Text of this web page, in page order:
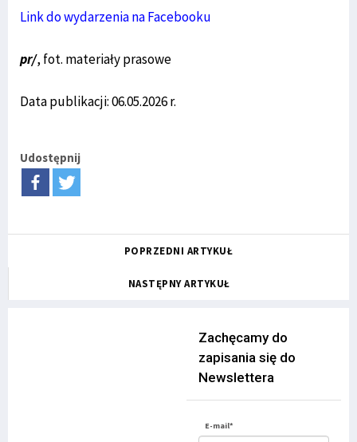
Link do wydarzenia na Facebooku
pr/, fot. materiały prasowe
Data publikacji: 06.05.2026 r.
Udostępnij
POPRZEDNI ARTYKUŁ
NASTĘPNY ARTYKUŁ
Zachęcamy do
zapisania się do
Newslettera
E-mail*